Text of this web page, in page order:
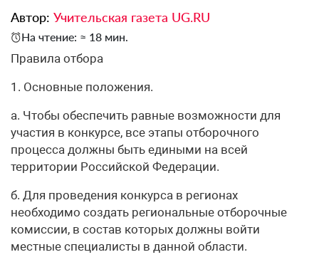
Автор: Учительская газета UG.RU
На чтение: ≈ 18 мин.
Правила отбора
1. Основные положения.
а. Чтобы обеспечить равные возможности для
участия в конкурсе, все этапы отборочного
процесса должны быть едиными на всей
территории Российской Федерации.
б. Для проведения конкурса в регионах
необходимо создать региональные отборочные
комиссии, в состав которых должны войти
местные специалисты в данной области.